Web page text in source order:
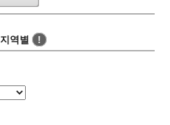
지역별 !